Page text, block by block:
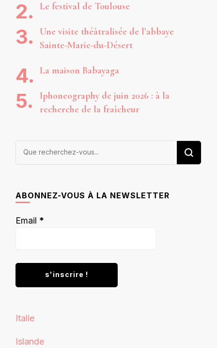
Le festival de Toulouse
Une visite théâtralisée de l’abbaye
Sainte-Marie-du-Désert
La maison Babayaga
Iphoneography de juin 2026 : à la
recherche de la fraîcheur
Vous
ABONNEZ-VOUS À LA NEWSLETTER
Email *
Italie
Islande